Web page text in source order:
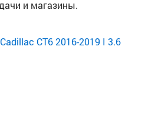
и магазины.
CT6 2016-2019 I 3.6